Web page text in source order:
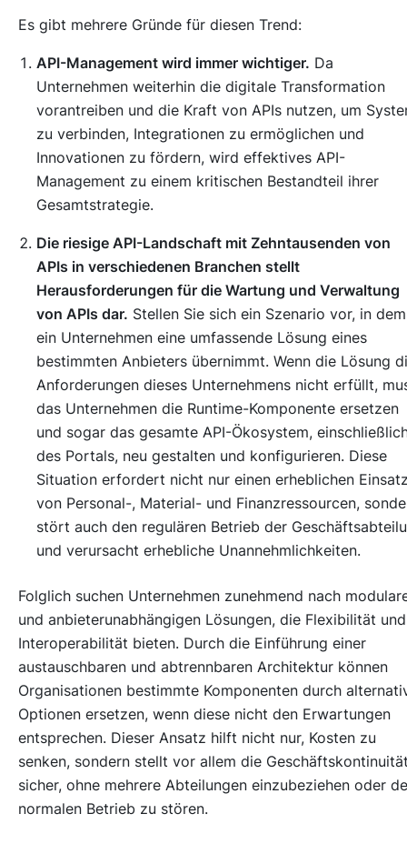
Es gibt mehrere Gründe für diesen Trend:
API-Management wird immer wichtiger. Da
Unternehmen weiterhin die digitale Transformation
vorantreiben und die Kraft von APIs nutzen, um
zu verbinden, Integrationen zu ermöglichen und
Innovationen zu fördern, wird effektives API-
Management zu einem kritischen Bestandteil ihrer
Gesamtstrategie.
Die riesige API-Landschaft mit Zehntausenden von
APIs in verschiedenen Branchen stellt
Herausforderungen für die Wartung und Verwaltung
von APIs dar. Stellen Sie sich ein Szenario vor, in dem
ein Unternehmen eine umfassende Lösung eines
bestimmten Anbieters übernimmt. Wenn die Lösung
Anforderungen dieses Unternehmens nicht erfüllt,
das Unternehmen die Runtime-Komponente ersetzen
und sogar das gesamte API-Ökosystem,
des Portals, neu gestalten und konfigurieren. Diese
Situation erfordert nicht nur einen erheblichen
von Personal-, Material- und Finanzressourcen,
stört auch den regulären Betrieb der
und verursacht erhebliche Unannehmlichkeiten.
Folglich suchen Unternehmen zunehmend nach
und anbieterunabhängigen Lösungen, die Flexibilität und
Interoperabilität bieten. Durch die Einführung einer
austauschbaren und abtrennbaren Architektur können
Organisationen bestimmte Komponenten durch
Optionen ersetzen, wenn diese nicht den Erwartungen
entsprechen. Dieser Ansatz hilft nicht nur, Kosten zu
senken, sondern stellt vor allem die
sicher, ohne mehrere Abteilungen einzubeziehen oder
normalen Betrieb zu stören.